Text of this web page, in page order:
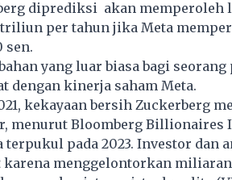
diprediksi akan memperoleh
triliun per tahun jika Meta
sen.
yang luar biasa bagi seorang
dengan kinerja saham Meta.
kekayaan bersih Zuckerberg
menurut Bloomberg Billionaires
terpukul pada 2023. Investor
karena menggelontorkan